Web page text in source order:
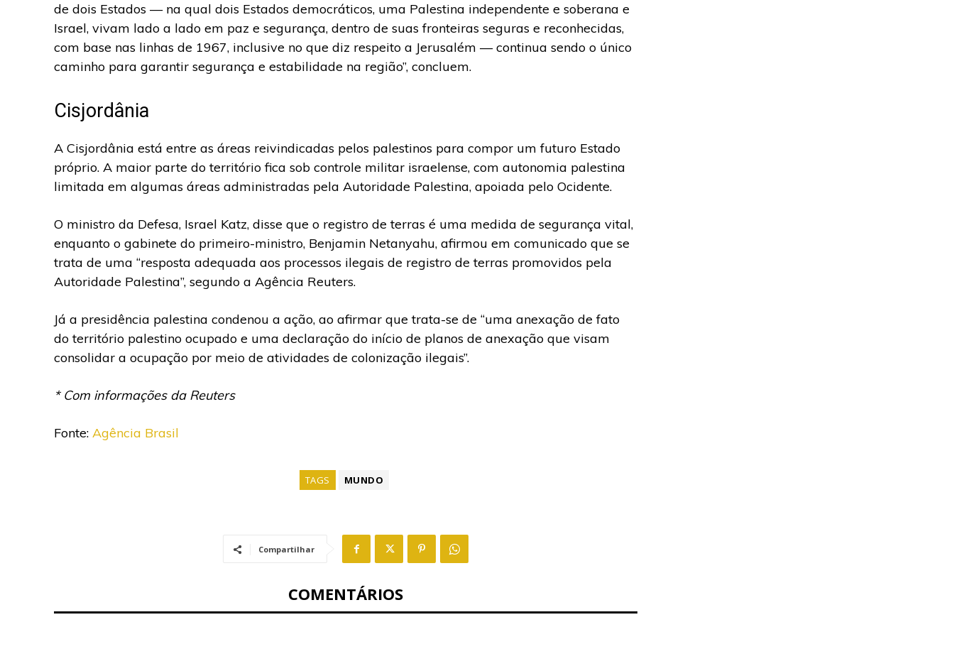
de dois Estados — na qual dois Estados democráticos, uma Palestina independente e soberana e
Israel, vivam lado a lado em paz e segurança, dentro de suas fronteiras seguras e reconhecidas,
com base nas linhas de 1967, inclusive no que diz respeito a Jerusalém — continua sendo o único
caminho para garantir segurança e estabilidade na região”, concluem.
Cisjordânia
A Cisjordânia está entre as áreas reivindicadas pelos palestinos para compor um futuro Estado
próprio. A maior parte do território fica sob controle militar israelense, com autonomia palestina
limitada em algumas áreas administradas pela Autoridade Palestina, apoiada pelo Ocidente.
O ministro da Defesa, Israel Katz, disse que o registro de terras é uma medida de segurança vital,
enquanto o gabinete do primeiro-ministro, Benjamin Netanyahu, afirmou em comunicado que se
trata de uma “resposta adequada aos processos ilegais de registro de terras promovidos pela
Autoridade Palestina”, segundo a Agência Reuters.
Já a presidência palestina condenou a ação, ao afirmar que trata-se de “uma anexação de fato
do território palestino ocupado e uma declaração do início de planos de anexação que visam
consolidar a ocupação por meio de atividades de colonização ilegais”.
* Com informações da Reuters
Fonte: Agência Brasil
TAGS MUNDO
Compartilhar
COMENTÁRIOS